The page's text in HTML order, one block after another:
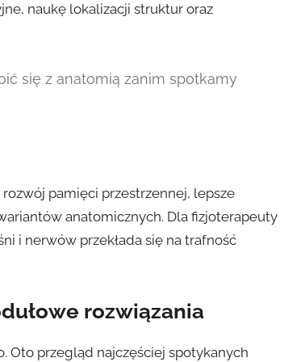
naukę lokalizacji struktur oraz
się z anatomią zanim spotkamy
pamięci przestrzennej, lepsze
anatomicznych. Dla fizjoterapeuty
i nerwów przekłada się na trafność
rozwiązania
Oto przegląd najczęściej spotykanych